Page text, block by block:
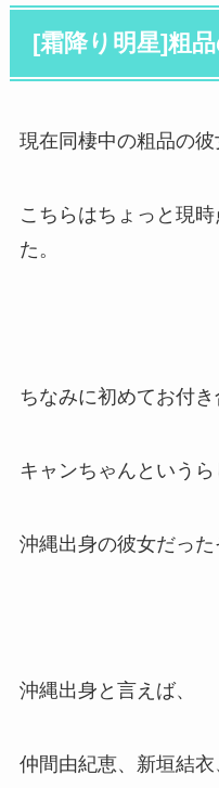
[霜降り明星]粗
現在同棲中の粗品の彼
こちらはちょっと現
た。
ちなみに初めてお付
キャンちゃんという
沖縄出身の彼女だった
沖縄出身と言えば、
仲間由紀恵、新垣結